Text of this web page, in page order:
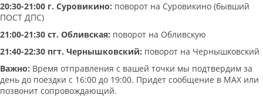
20:30-21:00 г. Суровикино: поворот на Суровикино (бывший
ПОСТ ДПС)
21:00-21:30 ст. Обливская: поворот на Обливскую
21:40-22:30 пгт. Чернышковский: поворот на Чернышковский
Важно: Время отправления с вашей точки мы подтвердим за
день до поездки с 16:00 до 19:00. Придет сообщение в МАХ или
позвонит сопровождающий.